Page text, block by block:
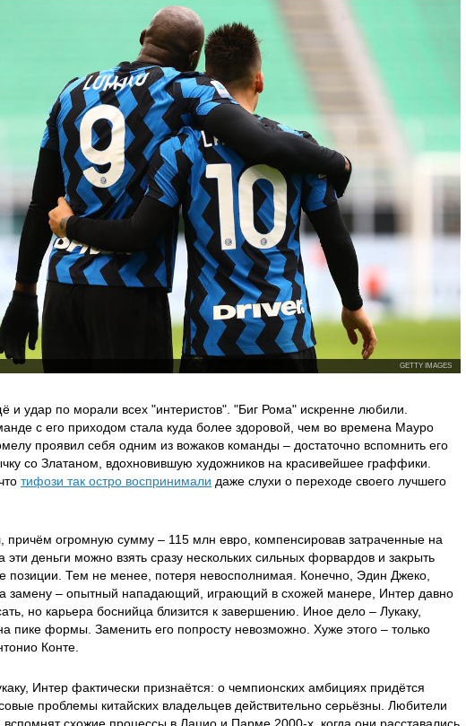
GETTY IMAGES
и удар по морали всех "интеристов". "Биг Рома" искренне любили.
с его приходом стала куда более здоровой, чем во времена Мауро
проявил себя одним из вожаков команды – достаточно вспомнить его
со Златаном, вдохновившую художников на красивейшее граффики.
тифози так остро воспринимали даже слухи о переходе своего лучшего
причём огромную сумму – 115 млн евро, компенсировав затраченные на
эти деньги можно взять сразу нескольких сильных форвардов и закрыть
позиции. Тем не менее, потеря невосполнимая. Конечно, Эдин Джеко,
замену – опытный нападающий, играющий в схожей манере, Интер давно
но карьера боснийца близится к завершению. Иное дело – Лукаку,
пике формы. Заменить его попросту невозможно. Хуже этого – только
Конте.
Интер фактически признаётся: о чемпионских амбициях придётся
проблемы китайских владельцев действительно серьёзны. Любители